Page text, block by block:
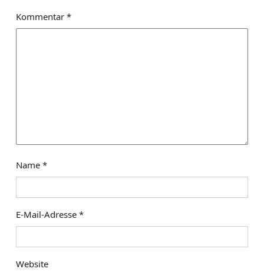
a
v
i
g
a
t
i
Kommentar *
Name *
E-Mail-Adresse *
Website